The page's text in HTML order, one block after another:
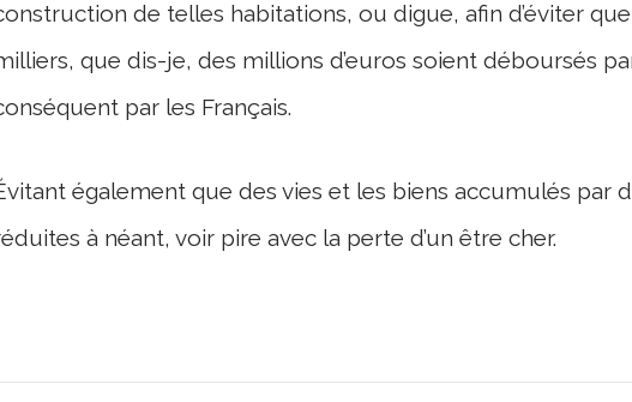
de telles habitations, ou digue, afin d’éviter
que dis-je, des millions d’euros soient déboursés
par les Français.
également que des vies et les biens accumulés par
à néant, voir pire avec la perte d’un être cher.